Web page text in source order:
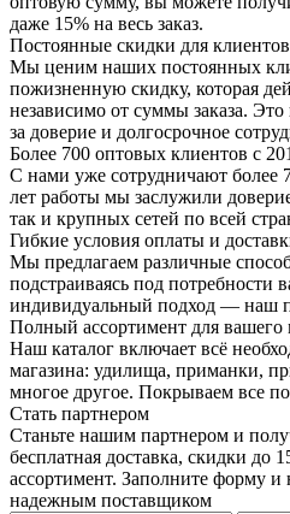
даже 15% на весь заказ.
Постоянные скидки для клиентов
Мы ценим наших постоянных
пожизненную скидку, которая
независимо от суммы заказа.
за доверие и долгосрочное
Более 700 оптовых клиентов с
С нами уже сотрудничают более
лет работы мы заслужили
так и крупных сетей по всей
Гибкие условия оплаты и
Мы предлагаем различные
подстраиваясь под потребности
индивидуальный подход — наш
Полный ассортимент для вашего
Наш каталог включает всё
магазина: удилища, приманки,
многое другое. Покрываем все
Стать партнером
Станьте нашим партнером и
бесплатная доставка, скидки до
ассортимент. Заполните форму и
надежным поставщиком